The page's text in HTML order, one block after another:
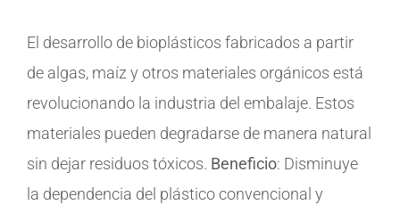
El desarrollo de bioplásticos fabricados a partir
de algas, maíz y otros materiales orgánicos está
revolucionando la industria del embalaje. Estos
materiales pueden degradarse de manera natural
sin dejar residuos tóxicos. Beneficio: Disminuye
la dependencia del plástico convencional y